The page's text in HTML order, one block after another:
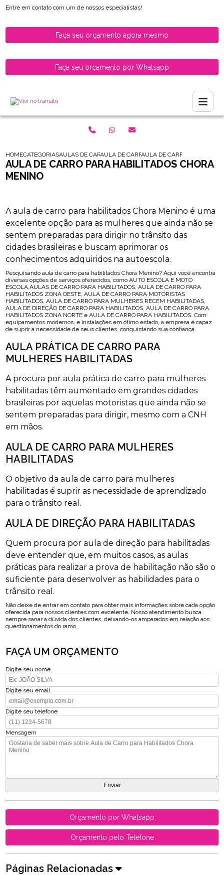
Entre em contato com um de nossos especialistas!
Faça seu orçamento agora mesmo
Faça seu orçamento por Whatsapp
HOMECATEGORIASAULAS DE CARRO PARA HABILITADOS
AULA DE CARRO PARA MULHERES RECEM
AULA DE CARRO PARA
AULA DE CARRO PARA HABILITADOS CHORA
MENINO
A aula de carro para habilitados Chora Menino é uma
excelente opção para as mulheres que ainda não se
sentem preparadas para dirigir no trânsito das
cidades brasileiras e buscam aprimorar os
conhecimentos adquiridos na autoescola.
Pesquisando aula de carro para habilitados Chora Menino? Aqui você encontra
diversas opções de serviços oferecidos, como AUTO ESCOLA E MOTO
ESCOLA,AULAS DE CARRO PARA HABILITADOS, AULA DE CARRO PARA
HABILITADOS ZONA OESTE, AULA DE CARRO PARA MOTORISTAS
HABILITADOS, AULA DE CARRO PARA MULHERES RECÉM HABILITADAS,
AULA DE DIREÇÃO DE CARRO PARA HABILITADOS, AULA DE CARRO PARA
HABILITADOS ZONA NORTE e AULA DE CARRO PARA HABILITADOS. Com
equipamentos modernos, e instalações em ótimo estado, a empresa é capaz
de suprir a necessidade de seus clientes, conquistando sua confiança.
AULA PRÁTICA DE CARRO PARA
MULHERES HABILITADAS
A procura por aula prática de carro para mulheres
habilitadas têm aumentado em grandes cidades
brasileiras por aquelas motoristas que ainda não se
sentem preparadas para dirigir, mesmo com a CNH
em mãos.
AULA DE CARRO PARA MULHERES
HABILITADAS
O objetivo da aula de carro para mulheres
habilitadas é suprir as necessidade de aprendizado
para o trânsito real.
AULA DE DIREÇÃO PARA HABILITADAS
Quem procura por aula de direção para habilitadas
deve entender que, em muitos casos, as aulas
práticas para realizar a prova de habilitação não são o
suficiente para desenvolver as habilidades para o
trânsito real.
Não deixe de entrar em contato para obter mais informações sobre cada opção
oferecida para nossos clientes com excelente. Nosso atendimento busca
sempre sanar a dúvida dos clientes, deixando-os amparados em relação aos
questionamentos do ramo.
FAÇA UM ORÇAMENTO
Digite seu nome
Digite seu email
Digite seu telefone
Mensagem
Orçamento por Whatsapp
Orçamento pelo Telefone
Páginas Relacionadas